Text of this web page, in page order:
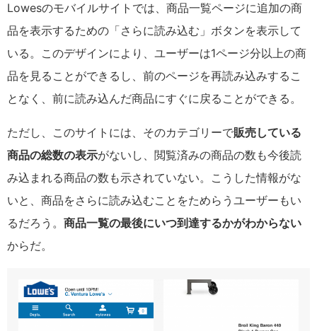
Lowesのモバイルサイトでは、商品一覧ページに追加の商
品を表示するための「さらに読み込む」ボタンを表示して
いる。このデザインにより、ユーザーは1ページ分以上の商
品を見ることができるし、前のページを再読み込みするこ
となく、前に読み込んだ商品にすぐに戻ることができる。
ただし、このサイトには、そのカテゴリーで販売している
商品の総数の表示がないし、閲覧済みの商品の数も今後読
み込まれる商品の数も示されていない。こうした情報がな
いと、商品をさらに読み込むことをためらうユーザーもい
るだろう。 商品一覧の最後にいつ到達するかがわからない
からだ。